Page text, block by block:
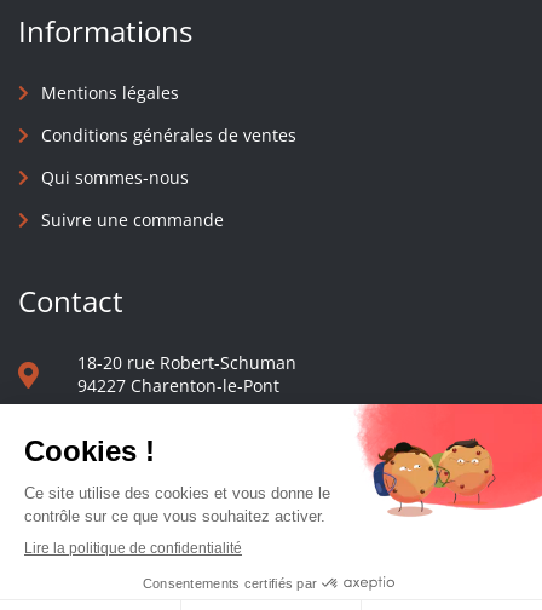
Informations
Mentions légales
Conditions générales de ventes
Qui sommes-nous
Suivre une commande
Contact
18-20 rue Robert-Schuman
94227 Charenton-le-Pont